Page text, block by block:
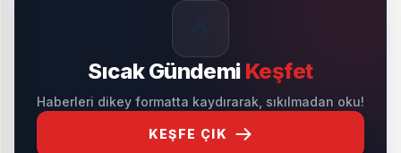
Sıcak Gündemi Keşfet
Haberleri dikey formatta kaydırarak, sıkılmadan oku!
KEŞFE ÇIK